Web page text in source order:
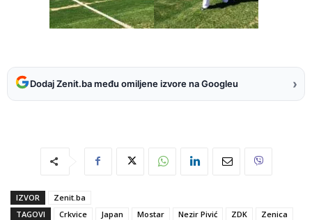
Dodaj Zenit.ba među omiljene izvore na Googleu ›
IZVOR
Zenit.ba
TAGOVI
Crkvice Japan Mostar Nezir Pivić ZDK Zenica